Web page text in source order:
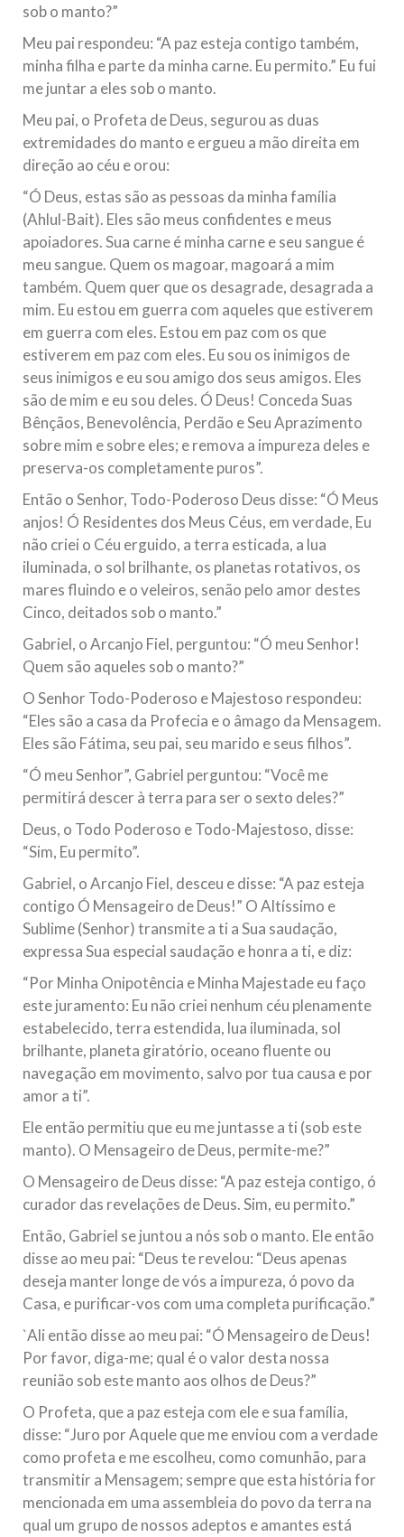
sob o manto?”
Meu pai respondeu: “A paz esteja contigo também,
minha filha e parte da minha carne. Eu permito.” Eu fui
me juntar a eles sob o manto.
Meu pai, o Profeta de Deus, segurou as duas
extremidades do manto e ergueu a mão direita em
direção ao céu e orou:
“Ó Deus, estas são as pessoas da minha família
(Ahlul-Bait). Eles são meus confidentes e meus
apoiadores. Sua carne é minha carne e seu sangue é
meu sangue. Quem os magoar, magoará a mim
também. Quem quer que os desagrade, desagrada a
mim. Eu estou em guerra com aqueles que estiverem
em guerra com eles. Estou em paz com os que
estiverem em paz com eles. Eu sou os inimigos de
seus inimigos e eu sou amigo dos seus amigos. Eles
são de mim e eu sou deles. Ó Deus! Conceda Suas
Bênçãos, Benevolência, Perdão e Seu Aprazimento
sobre mim e sobre eles; e remova a impureza deles e
preserva-os completamente puros”.
Então o Senhor, Todo-Poderoso Deus disse: “Ó Meus
anjos! Ó Residentes dos Meus Céus, em verdade, Eu
não criei o Céu erguido, a terra esticada, a lua
iluminada, o sol brilhante, os planetas rotativos, os
mares fluindo e o veleiros, senão pelo amor destes
Cinco, deitados sob o manto.”
Gabriel, o Arcanjo Fiel, perguntou: “Ó meu Senhor!
Quem são aqueles sob o manto?”
O Senhor Todo-Poderoso e Majestoso respondeu:
“Eles são a casa da Profecia e o âmago da Mensagem.
Eles são Fátima, seu pai, seu marido e seus filhos”.
“Ó meu Senhor”, Gabriel perguntou: “Você me
permitirá descer à terra para ser o sexto deles?”
Deus, o Todo Poderoso e Todo-Majestoso, disse:
“Sim, Eu permito”.
Gabriel, o Arcanjo Fiel, desceu e disse: “A paz esteja
contigo Ó Mensageiro de Deus!” O Altíssimo e
Sublime (Senhor) transmite a ti a Sua saudação,
expressa Sua especial saudação e honra a ti, e diz:
“Por Minha Onipotência e Minha Majestade eu faço
este juramento: Eu não criei nenhum céu plenamente
estabelecido, terra estendida, lua iluminada, sol
brilhante, planeta giratório, oceano fluente ou
navegação em movimento, salvo por tua causa e por
amor a ti”.
Ele então permitiu que eu me juntasse a ti (sob este
manto). O Mensageiro de Deus, permite-me?”
O Mensageiro de Deus disse: “A paz esteja contigo, ó
curador das revelações de Deus. Sim, eu permito.”
Então, Gabriel se juntou a nós sob o manto. Ele então
disse ao meu pai: “Deus te revelou: “Deus apenas
deseja manter longe de vós a impureza, ó povo da
Casa, e purificar-vos com uma completa purificação.”
`Ali então disse ao meu pai: “Ó Mensageiro de Deus!
Por favor, diga-me; qual é o valor desta nossa
reunião sob este manto aos olhos de Deus?”
O Profeta, que a paz esteja com ele e sua família,
disse: “Juro por Aquele que me enviou com a verdade
como profeta e me escolheu, como comunhão, para
transmitir a Mensagem; sempre que esta história for
mencionada em uma assembleia do povo da terra na
qual um grupo de nossos adeptos e amantes está